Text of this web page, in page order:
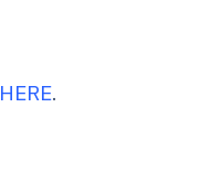
HERE.